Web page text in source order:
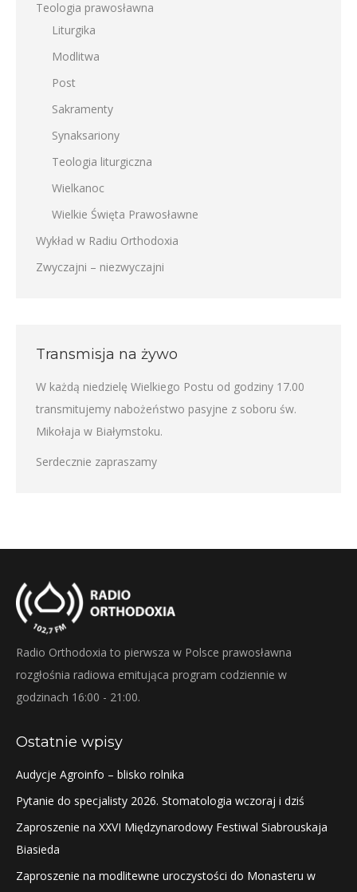
Teologia prawosławna
Liturgika
Modlitwa
Post
Sakramenty
Synaksariony
Teologia liturgiczna
Wielkanoc
Wielkie Święta Prawosławne
Wykład w Radiu Orthodoxia
Zwyczajni – niezwyczajni
Transmisja na żywo
W każdą niedzielę Wielkiego Postu od godziny 17.00
transmitujemy nabożeństwo pasyjne z soboru św.
Mikołaja w Białymstoku.
Serdecznie zapraszamy
Radio Orthodoxia to pierwsza w Polsce prawosławna
rozgłośnia radiowa emitująca program codziennie w
godzinach 16:00 - 21:00.
Ostatnie wpisy
Audycje Agroinfo – blisko rolnika
Pytanie do specjalisty 2026. Stomatologia wczoraj i dziś
Zaproszenie na XXVI Międzynarodowy Festiwal Siabrouskaja
Biasieda
Zaproszenie na modlitewne uroczystości do Monasteru w